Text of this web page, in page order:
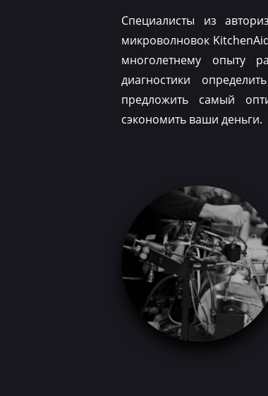
Специалисты из
микроволновок
многолетнему опыту
диагностики
предложить самый
сэкономить ваши деньги.